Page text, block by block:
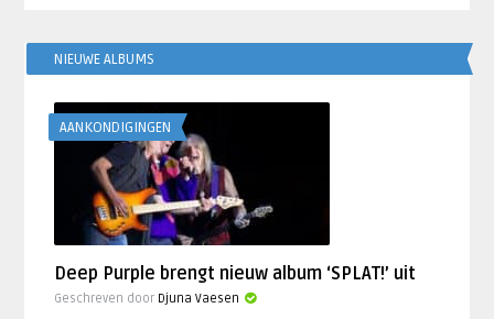
NIEUWE ALBUMS
AANKONDIGINGEN
Deep Purple brengt nieuw album ‘SPLAT!’ uit
Geschreven door Djuna Vaesen